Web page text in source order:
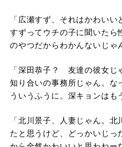
「広瀬すず、それはかわい
すずってウチの子に聞いたら
のやつだからわかんないじゃ
「深田恭子？ 友達の彼女じ
知り合いの事務所じゃん。な
ういうふうに。深キョンはも
「北川景子、人妻じゃん。
たと思うけど、どっかいじっ